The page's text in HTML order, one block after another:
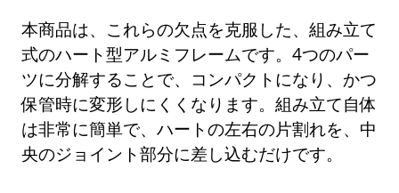
本商品は、これらの欠点を克服した、組み立て
式のハート型アルミフレームです。4つのパー
ツに分解することで、コンパクトになり、かつ
保管時に変形しにくくなります。組み立て自体
は非常に簡単で、ハートの左右の片割れを、中
央のジョイント部分に差し込むだけです。